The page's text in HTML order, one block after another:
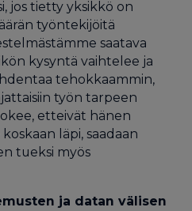
jos tietty yksikkö on
työntekijöitä
saatava
kysyntä vaihtelee ja
tehokkaammin,
työn tarpeen
etteivät hänen
läpi, saadaan
tueksi myös
ja datan välisen